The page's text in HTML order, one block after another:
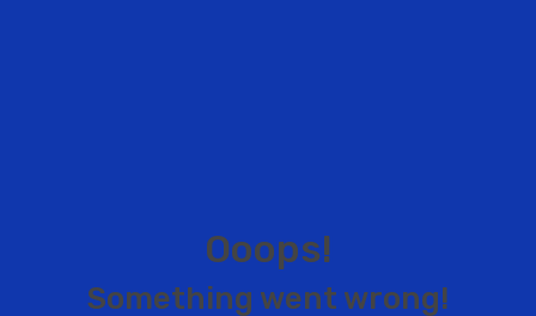
Ooops!
Something went wrong!